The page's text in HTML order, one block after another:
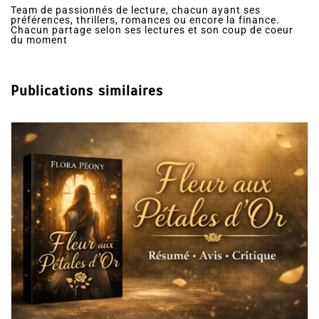
Team de passionnés de lecture, chacun ayant ses
préférences, thrillers, romances ou encore la finance.
Chacun partage selon ses lectures et son coup de coeur
du moment
Publications similaires
Dans Romance
Collector Dear You (Intégrale)
résumé et avis